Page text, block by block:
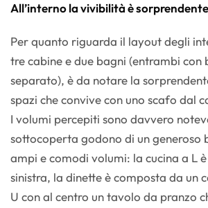
All’interno la vivibilità è sorprendente
Per quanto riguarda il layout degli
tre cabine e due bagni (entrambi con
separato), è da notare la
spazi che convive con uno scafo dal
I volumi percepiti sono davvero
sottocoperta godono di un generoso
ampi e comodi volumi: la cucina a L
sinistra, la dinette è composta da un
U con al centro un tavolo da pranzo